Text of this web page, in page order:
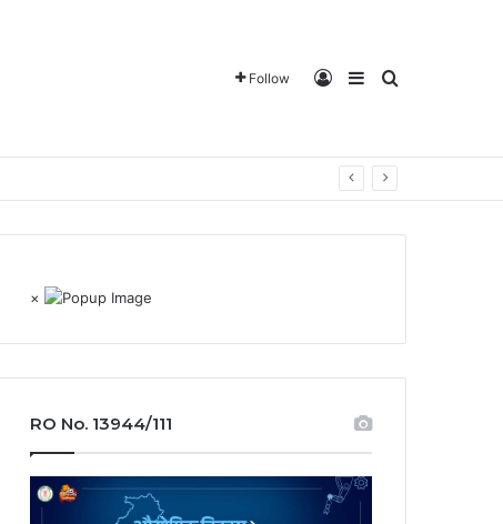
Follow Log InSidebarSearch for
×
RO No. 13944/111